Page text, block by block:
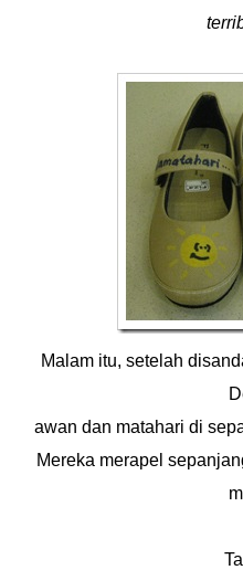
Malam itu, setelah
awan dan matahari di
Mereka merapel